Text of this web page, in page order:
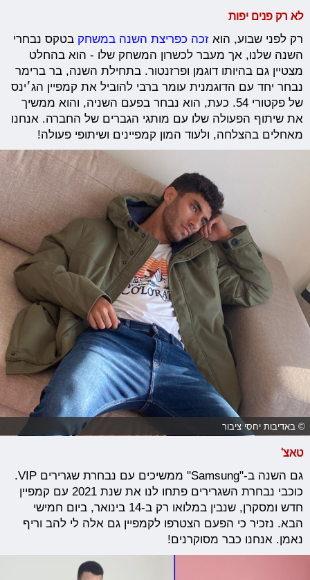
לא רק פנים יפות
רק לפני שבוע, הואזכה כפריצת השנה במשחק בטקס נבחרי
השנה שלנו, אך מעבר לכשרון המשחק שלו - הוא בהחלט
מצטיין גם בהיותו דוגמן ופרזנטור. בתחילת השנה, בר ברימר
נבחר יחד עם הדוגמנית עומר ברבי להוביל את קמפיין הג׳ינס
של פקטורי 54. כעת, הוא נבחר בפעם השניה, והוא ממשיך
את שיתוף הפעולה שלו עם מותגי הגברים של החברה. אנחנו
מאחלים בהצלחה, ולעוד המון קמפיינים ושיתופי פעולה!
© באדיבות יחסי ציבור
טאצ'
גם השנה ב-"Samsung" ממשיכים עם נבחרת שגרירים VIP.
כוכבי נבחרת השגרירים פתחו לנו את שנת 2021 עם קמפיין
חדש ומסקרן, שנבין במלואו רק ב-14 בינואר, ביום חמישי
הבא. נזכיר כי הפעם הצטרפו לקמפיין גם אלה לי להב וריף
נאמן. אנחנו כבר מסוקרנים!